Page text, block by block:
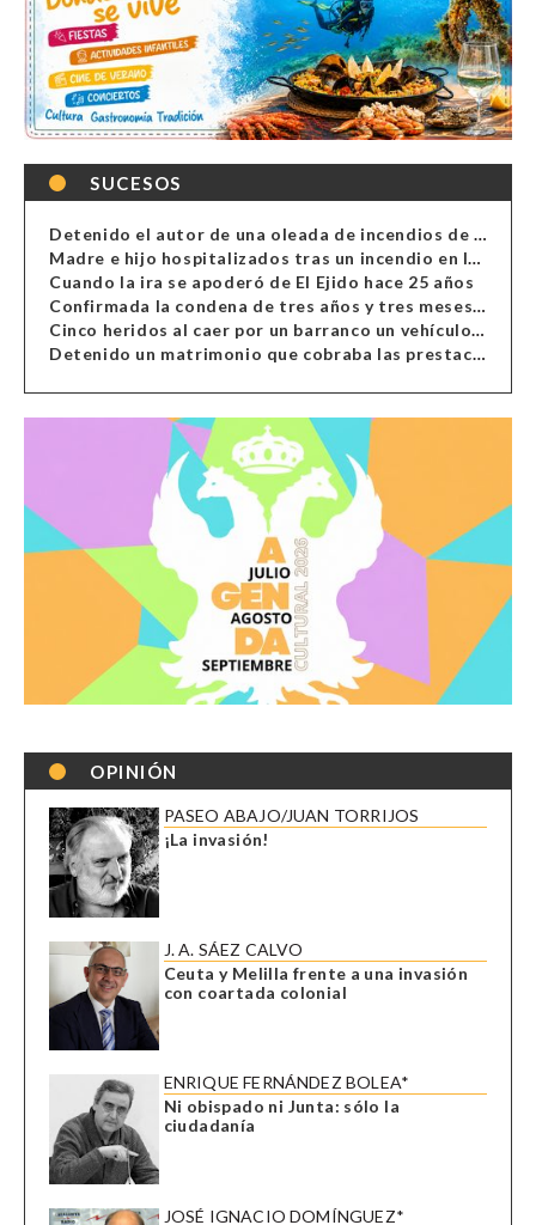
SUCESOS
Detenido el autor de una oleada de incendios de contenedores en Almería
Madre e hijo hospitalizados tras un incendio en la cocina de una vivienda en Almería
Cuando la ira se apoderó de El Ejido hace 25 años
Confirmada la condena de tres años y tres meses al hombre de Antas acusado de xenofobia
Cinco heridos al caer por un barranco un vehículo en Alcolea
Detenido un matrimonio que cobraba las prestaciones de ilegales en Almería, Granada, Málaga, Huelva y Murcia
OPINIÓN
PASEO ABAJO/JUAN TORRIJOS
¡La invasión!
J. A. SÁEZ CALVO
Ceuta y Melilla frente a una invasión
con coartada colonial
ENRIQUE FERNÁNDEZ BOLEA*
Ni obispado ni Junta: sólo la
ciudadanía
JOSÉ IGNACIO DOMÍNGUEZ*